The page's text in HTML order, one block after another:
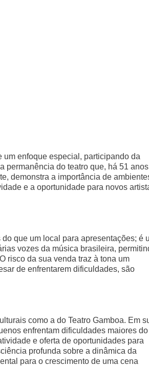
um enfoque especial, participando da
permanência do teatro que, há 51
demonstra a importância de
e a oportunidade para novos
que um local para apresentações; é
vozes da música brasileira,
risco da sua venda traz à tona um
de enfrentarem dificuldades, são
como a do Teatro Gamboa. Em
enfrentam dificuldades maiores do
e oferta de oportunidades para
profunda sobre a dinâmica da
para o crescimento de uma cena